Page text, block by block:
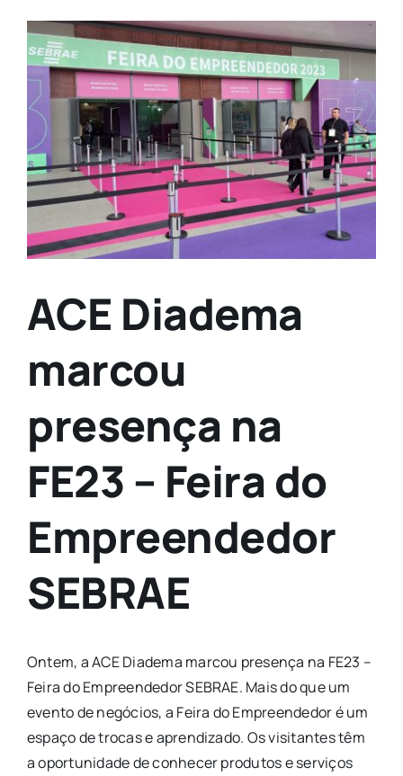
Contato
View
Larger
Image
ACE Diadema
marcou
presença na
FE23 – Feira do
Empreendedor
SEBRAE
Ontem, a ACE Diadema marcou presença na FE23 –
Feira do Empreendedor SEBRAE. Mais do que um
evento de negócios, a Feira do Empreendedor é um
espaço de trocas e aprendizado. Os visitantes têm
a oportunidade de conhecer produtos e serviços